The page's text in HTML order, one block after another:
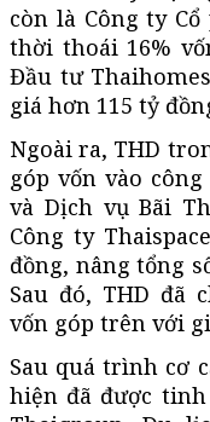
còn là Công ty Cổ
thời thoái 16%
Đầu tư
giá hơn 115 tỷ
Ngoài ra, THD
góp vốn vào
và Dịch vụ Bãi
Công ty
đồng, nâng tổng
Sau đó, THD đã
vốn góp trên với
Sau quá trình cơ
hiện đã được